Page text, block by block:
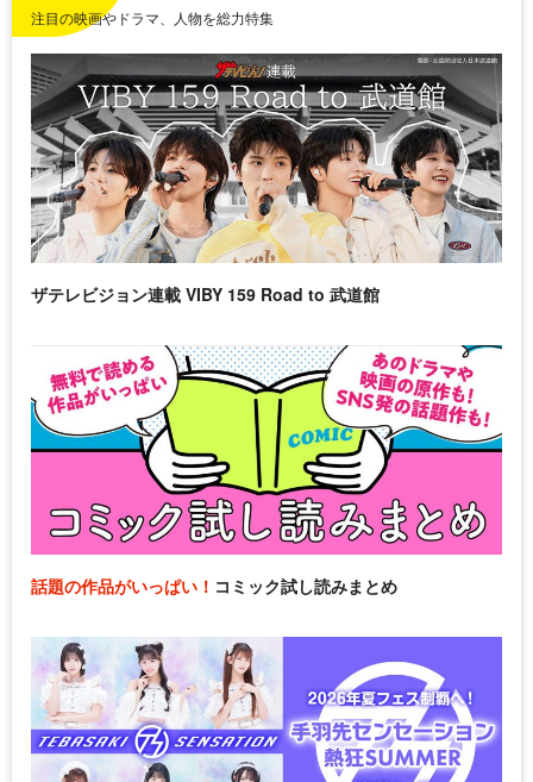
注目の映画やドラマ、人物を総力特集
ザテレビジョン連載 VIBY 159 Road to 武道館
話題の作品がいっぱい！ コミック試し読みまとめ